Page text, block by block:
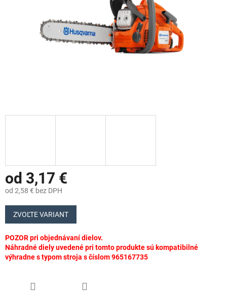
od 3,17 €
od 2,58 € bez DPH
Jednotková
cena:
ZVOĽTE VARIANT
POZOR pri objednávaní dielov.
Náhradné diely uvedené pri tomto produkte sú kompatibilné
výhradne s typom stroja s číslom 965167735